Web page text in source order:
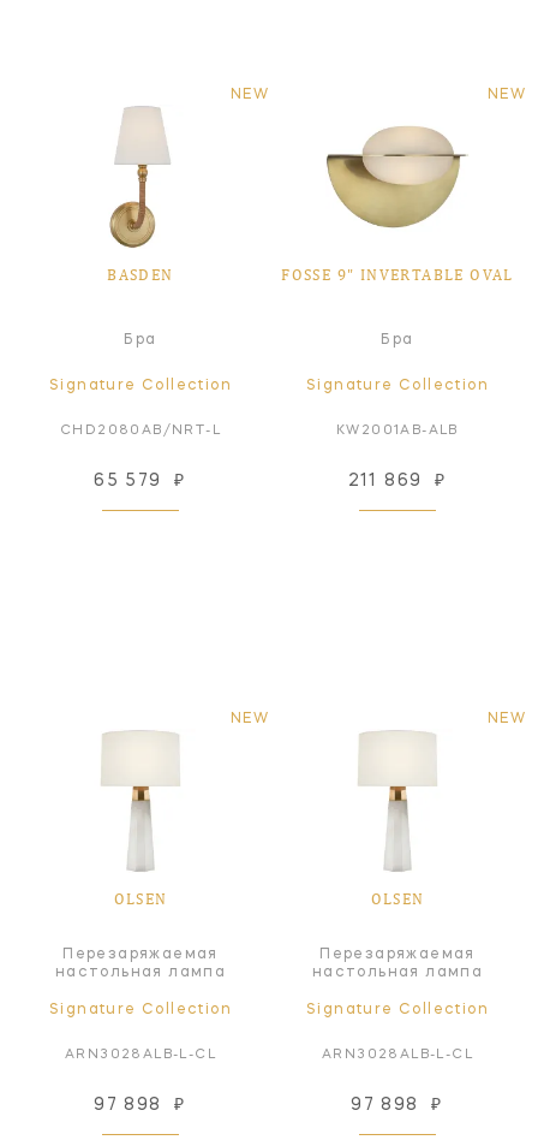
NEW
BASDEN
Бра
Signature Collection
CHD2080AB/NRT-L
65 579 ₽
NEW
FOSSE 9" INVERTABLE OVAL
Бра
Signature Collection
KW2001AB-ALB
211 869 ₽
NEW
OLSEN
Перезаряжаемая
настольная лампа
Signature Collection
ARN3028ALB-L-CL
97 898 ₽
NEW
OLSEN
Перезаряжаемая
настольная лампа
Signature Collection
ARN3028ALB-L-CL
97 898 ₽